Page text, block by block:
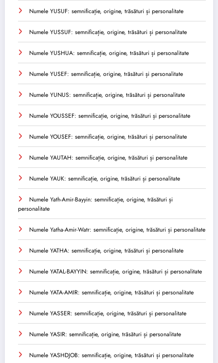
Numele YUSUF: semnificație, origine, trăsături și personalitate
Numele YUSSUF: semnificație, origine, trăsături și personalitate
Numele YUSHUA: semnificație, origine, trăsături și personalitate
Numele YUSEF: semnificație, origine, trăsături și personalitate
Numele YUNUS: semnificație, origine, trăsături și personalitate
Numele YOUSSEF: semnificație, origine, trăsături și personalitate
Numele YOUSEF: semnificație, origine, trăsături și personalitate
Numele YAUTAH: semnificație, origine, trăsături și personalitate
Numele YAUK: semnificație, origine, trăsături și personalitate
Numele Yath-Amir-Bayyin: semnificație, origine, trăsături și
personalitate
Numele Yatha-Amir-Watr: semnificație, origine, trăsături și personalitate
Numele YATHA: semnificație, origine, trăsături și personalitate
Numele YATAL-BAYYIN: semnificație, origine, trăsături și personalitate
Numele YATA-AMIR: semnificație, origine, trăsături și personalitate
Numele YASSER: semnificație, origine, trăsături și personalitate
Numele YASIR: semnificație, origine, trăsături și personalitate
Numele YASHDJOB: semnificație, origine, trăsături și personalitate